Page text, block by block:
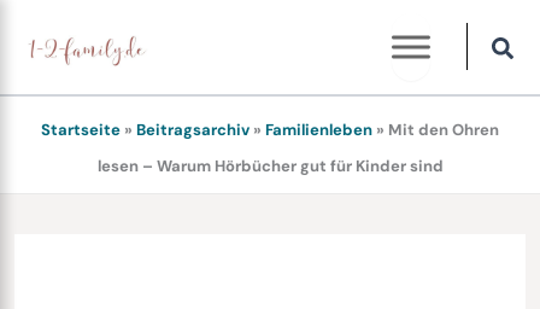
Inhalt
springen
Startseite » Beitragsarchiv » Familienleben » Mit den Ohren
lesen – Warum Hörbücher gut für Kinder sind